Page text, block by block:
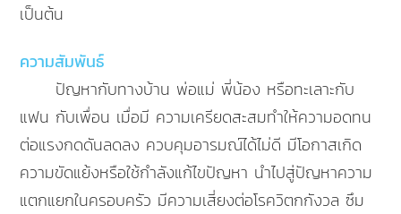
เป็นต้น
ความสัมพันธ์
ปัญหากับทางบ้าน พ่อแม่ พี่น้อง หรือทะเลาะกับ
แฟน กับเพื่อน เมื่อมี ความเครียดสะสมทำให้ความอดทน
ต่อแรงกดดันลดลง ควบคุมอารมณ์ได้ไม่ดี มีโอกาสเกิด
ความขัดแย้งหรือใช้กำลังแก้ไขปัญหา นำไปสู่ปัญหาความ
แตกแยกในครอบครัว มีความเสี่ยงต่อโรควิตกกังวล ซึม